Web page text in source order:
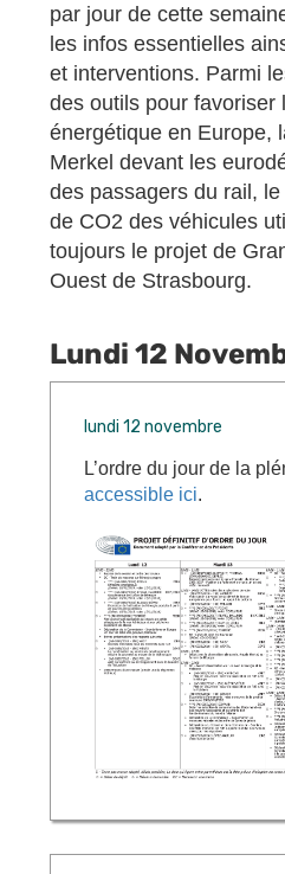
par jour de cette
les infos essentielles
et interventions. Parmi
des outils pour favoriser
énergétique en Europe,
Merkel devant les
des passagers du rail,
de CO2 des véhicules
toujours le projet de
Ouest de Strasbourg.
Lundi 12
lundi 12 novembre
L’ordre du jour de la
accessible ici.